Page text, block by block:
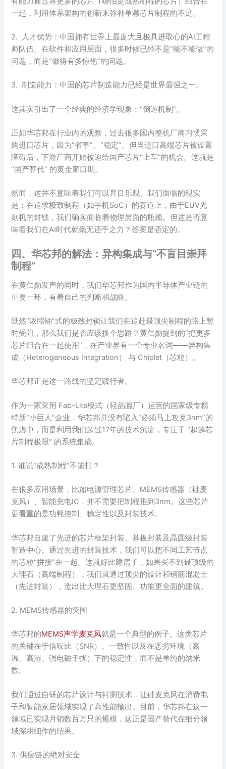
一起，利用体系架构的创新来弥补单颗芯片制程的不足。
2. 人才优势：中国拥有世界上最庞大且极具进取心的AI工程
师队伍。在软件和应用层面，很多时候已经不是“能不能做”的
问题，而是“做得有多惊艳”的问题。
3. 制造能力：中国的芯片制造能力已经是世界最强之一。
这其实引出了一个经典的经济学现象：“倒逼机制”。
正如华芯邦在行业内的观察，过去很多国内整机厂商习惯采
购进口芯片，因为“省事”、“稳定”。但当进口高端芯片被设置
障碍后，下游厂商开始被迫给国产芯片“上车”的机会。这就是
“国产替代” 的黄金窗口期。
然而，这并不意味着我们可以盲目乐观。我们面临的现实
是：在追求极致制程（如手机SoC）的赛道上，由于EUV光
刻机的封锁，我们确实面临着物理层面的瓶颈。但这是否意
味着我们在AI时代就毫无还手之力？答案是否定的。
四、华芯邦的解法：异构集成与“不盲目崇拜
制程”
在黄仁勋发声的同时，我们华芯邦作为国内半导体产业链的
重要一环，有着自己的判断和战略。
既然“浓缩铀”式的极致封锁让我们在追赶最顶尖制程的路上暂
时受阻，那么我们是否应该换个思路？黄仁勋提到的“把更多
芯片组合在一起使用”，在产业界有一个专业名词——异构集
成（Heterogeneous Integration） 与 Chiplet（芯粒）。
华芯邦正是这一路线的坚定践行者。
作为一家采用 Fab-Lite模式（轻晶圆厂）运营的国家级专精
特新“小巨人”企业，华芯邦并没有陷入“必须马上攻克3nm”的
焦虑中，而是利用我们超过17年的技术沉淀，专注于 “超越芯
片制程极限” 的系统集成。
1. 谁说“成熟制程”不能打？
在很多应用场景，比如电源管理芯片、MEMS传感器（硅麦
克风）、智能充电IC，并不需要把制程推到3nm。这些芯片
更看重的是功耗控制、稳定性以及封装技术。
华芯邦自建了先进的芯片框架封装、基板封装及晶圆级封装
智造中心。通过先进的封装技术，我们可以把不同工艺节点
的芯粒“拼接”在一起。这就好比建房子，如果买不到最顶级的
大理石（高端制程），我们就通过顶尖的设计和钢筋混凝土
（先进封装），造出比大理石更坚固、功能更全面的建筑。
2. MEMS传感器的突围
华芯邦的MEMS声学麦克风就是一个典型的例子。这类芯片
的关键在于信噪比（SNR）、一致性以及在恶劣环境（高
温、高湿、强电磁干扰）下的稳定性，而不是单纯的纳米
数。
我们通过自研的芯片设计与封测技术，让硅麦克风在消费电
子和智能家居领域实现了高性能输出。目前，华芯邦在这一
领域已实现月销数百万只的规模，这正是国产替代在细分领
域深耕细作的结果。
3. 供应链的绝对安全